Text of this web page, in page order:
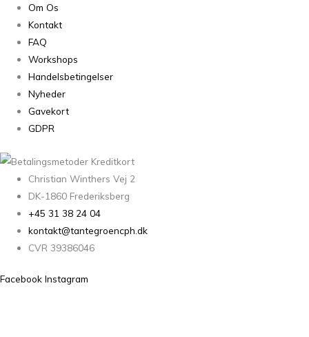
Om Os
Kontakt
FAQ
Workshops
Handelsbetingelser
Nyheder
Gavekort
GDPR
Christian Winthers Vej 2
DK-1860 Frederiksberg
+45 31 38 24 04
kontakt@tantegroencph.dk
CVR 39386046
Facebook Instagram